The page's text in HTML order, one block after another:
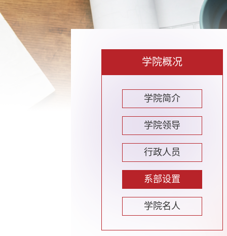
学院概况
学院简介
学院领导
行政人员
系部设置
学院名人